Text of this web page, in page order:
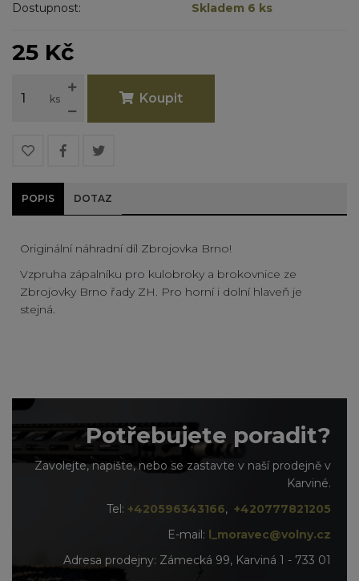
Dostupnost:
Skladem 6 ks
25 Kč
ks Koupit
POPIS DOTAZ
Originální náhradní díl Zbrojovka Brno!
Vzpruha zápalníku pro kulobroky a brokovnice ze
Zbrojovky Brno řady ZH. Pro horní i dolní hlaveň je
stejná.
Potřebujete poradit?
Zavolejte, napište, nebo se zastavte v naší prodejně v
Karviné.
Tel: +420596343166, +420777821205
E-mail: l_moravec@volny.cz
Adresa prodejny: Zámecká 99, Karviná 1 - 733 01